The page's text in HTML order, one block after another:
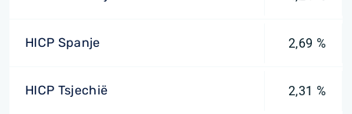
HICP Spanje 2,69 %
HICP Tsjechië 2,31 %